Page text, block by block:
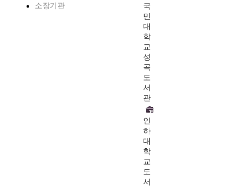
소장기관
국
민
대
학
교
성
곡
도
서
관
인
하
대
학
교
도
서